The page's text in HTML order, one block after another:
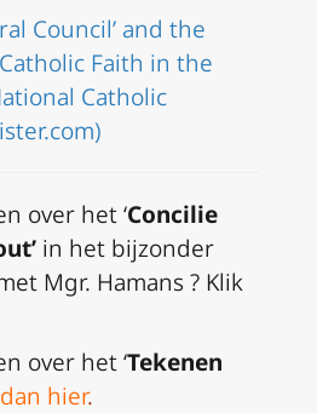
Council’ and the
Faith in the
Catholic
over het ‘Concilie
in het bijzonder
Mgr. Hamans ? Klik
over het ‘Tekenen
dan hier.